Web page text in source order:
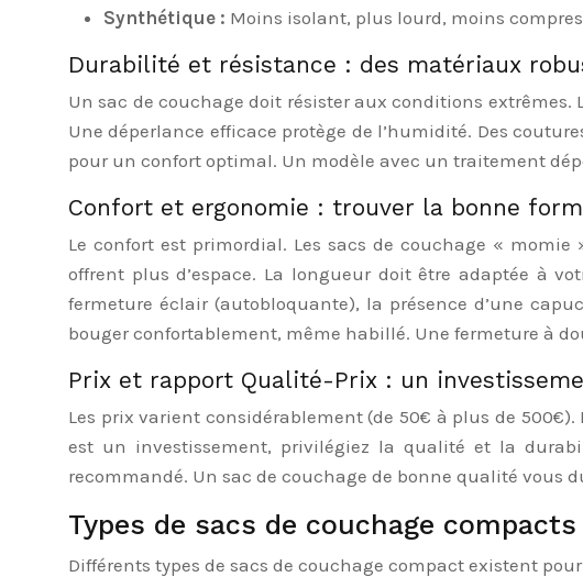
Synthétique : Moins isolant, plus lourd, moins
Durabilité et résistance : des matériaux
Un sac de couchage doit résister aux conditions
Une déperlance efficace protège de l’humidité. Des
pour un confort optimal. Un modèle avec un traitement
Confort et ergonomie : trouver la bonne
Le confort est primordial. Les sacs de couchage «
offrent plus d’espace. La longueur doit être adaptée à
fermeture éclair (autobloquante), la présence d’une
bouger confortablement, même habillé. Une fermeture à
Prix et rapport Qualité-Prix : un
Les prix varient considérablement (de 50€ à plus de
est un investissement, privilégiez la qualité et la
recommandé. Un sac de couchage de bonne qualité vous
Types de sacs de couchage compacts
Différents types de sacs de couchage compact existent